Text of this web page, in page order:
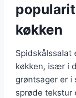
køkken
Spidskålssalat
køkken, især i
grøntsager er
sprøde tekstur